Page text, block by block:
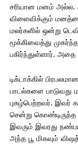
சரியான மனம் அல்ல.
விளைவிக்கும்
மலர்களில் ஒன்று
மூக்கிவைத்து
பகிர்ந்துள்ளார்.
டிக்டாக்கில்
பாடல்களை பாடுவது
புகழ்பெற்றவர். இவர்
சென்று கொண்டிருந்த
இவரும் இவரது
அந்த பூ மிகவும்